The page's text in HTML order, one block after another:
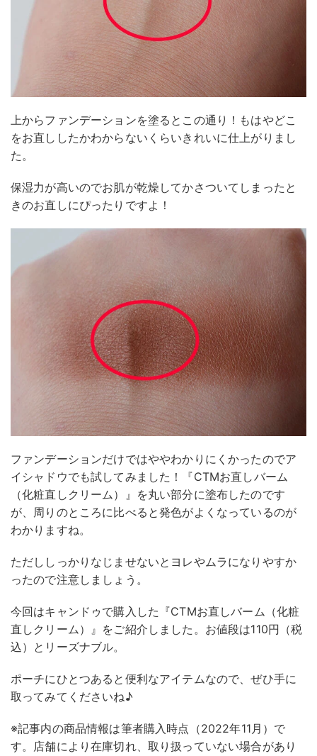
上からファンデーションを塗るとこの通り！もはやどこ
をお直ししたかわからないくらいきれいに仕上がりまし
た。
保湿力が高いのでお肌が乾燥してかさついてしまったと
きのお直しにぴったりですよ！
ファンデーションだけではややわかりにくかったのでア
イシャドウでも試してみました！『CTMお直しバーム
（化粧直しクリーム）』を丸い部分に塗布したのです
が、周りのところに比べると発色がよくなっているのが
わかりますね。
ただししっかりなじませないとヨレやムラになりやすか
ったので注意しましょう。
今回はキャンドゥで購入した『CTMお直しバーム（化粧
直しクリーム）』をご紹介しました。お値段は110円（税
込）とリーズナブル。
ポーチにひとつあると便利なアイテムなので、ぜひ手に
取ってみてくださいね♪
※記事内の商品情報は筆者購入時点（2022年11月）で
す。店舗により在庫切れ、取り扱っていない場合があり